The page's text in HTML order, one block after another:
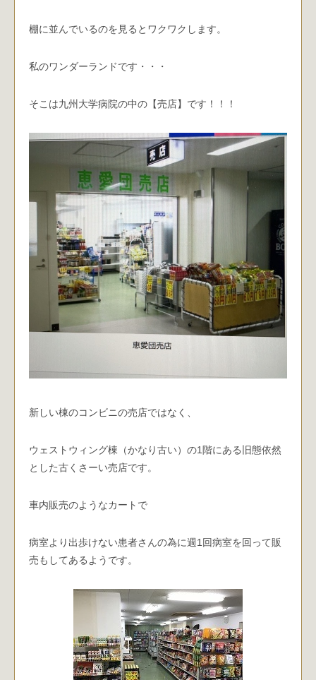
棚に並んでいるのを見るとワクワクします。
私のワンダーランドです・・・
そこは九州大学病院の中の【売店】です！！！
新しい棟のコンビニの売店ではなく、
ウェストウィング棟（かなり古い）の1階にある旧態依然
とした古くさーい売店です。
車内販売のようなカートで
病室より出歩けない患者さんの為に週1回病室を回って販
売もしてあるようです。